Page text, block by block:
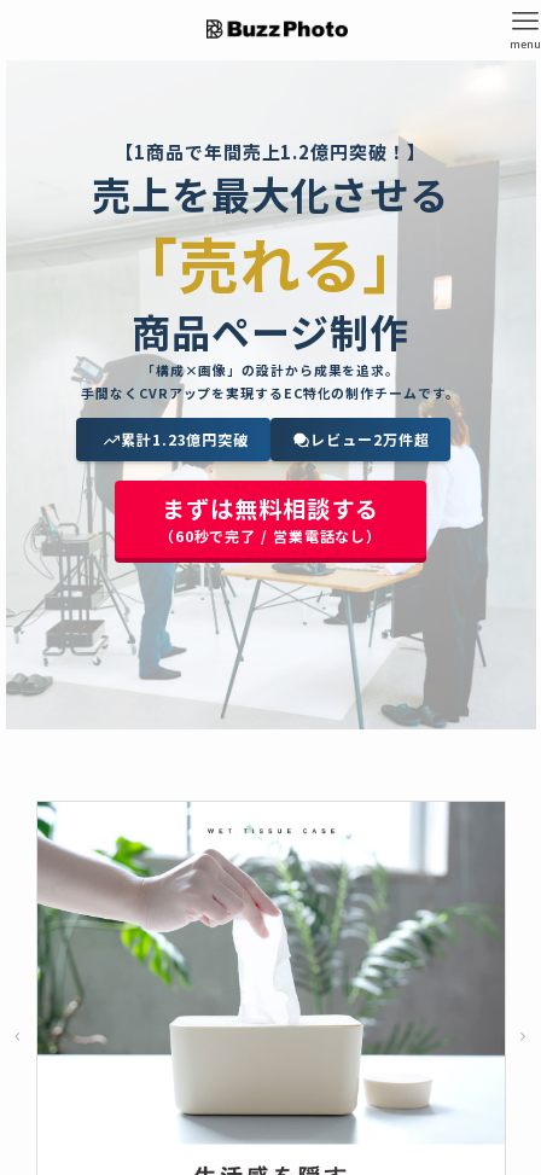
menu
【1商品で年間売上1.2億円突破！】
売上を最大化させる
「売れる」
商品ページ制作
「構成×画像」の設計から成果を追求。
手間なくCVRアップを実現するEC特化の制作チームです。
累計1.23億円突破 レビュー2万件超
まずは無料相談する
（60秒で完了 / 営業電話なし）